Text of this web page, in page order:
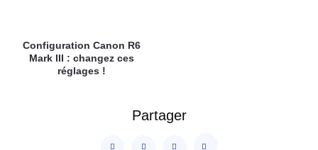
Configuration Canon R6
Mark III : changez ces
réglages !
Partager